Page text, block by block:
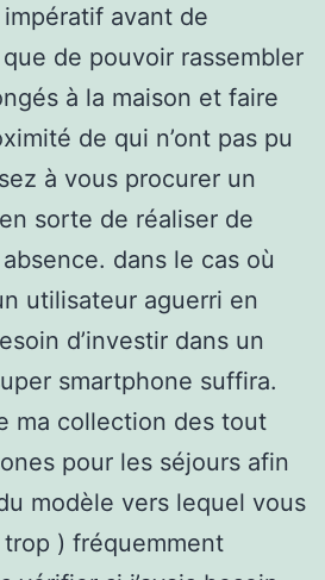
avant de
de pouvoir rassembler
à la maison et faire
de qui n’ont pas pu
à vous procurer un
sorte de réaliser de
dans le cas où
utilisateur aguerri en
d’investir dans un
smartphone suffira.
ma collection des tout
pour les séjours afin
modèle vers lequel vous
trop ) fréquemment